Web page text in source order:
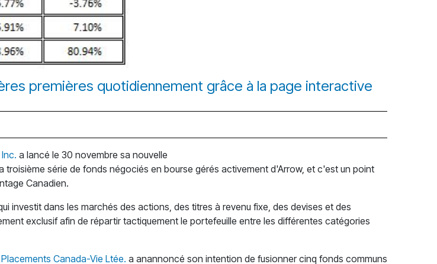
premières quotidiennement grâce à la page interactive
a lancé le 30 novembre sa nouvelle
troisième série de fonds négociés en bourse gérés activement d'Arrow, et c'est un point
Canadien.
investit dans les marchés des actions, des titres à revenu fixe, des devises et des
exclusif afin de répartir tactiquement le portefeuille entre les différentes catégories
Canada-Vie Ltée. a anannoncé son intention de fusionner cinq fonds communs